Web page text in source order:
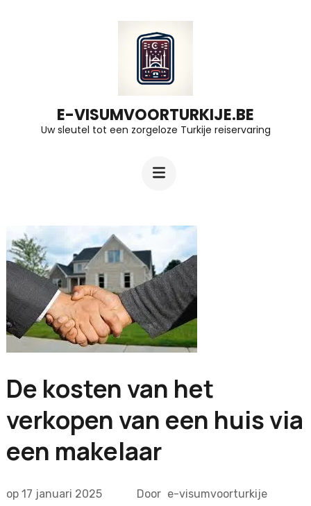
E-VISUMVOORTURKIJE.BE
Uw sleutel tot een zorgeloze Turkije reiservaring
De kosten van het
verkopen van een huis via
een makelaar
op 17 januari 2025 Door e-visumvoorturkije